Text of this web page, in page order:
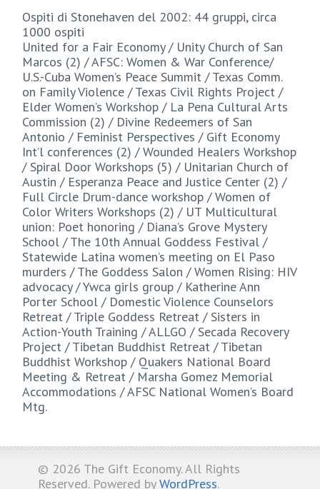
Ospiti di Stonehaven del 2002: 44 gruppi, circa
1000 ospiti
United for a Fair Economy / Unity Church of San
Marcos (2) / AFSC: Women & War Conference/
U.S.-Cuba Women’s Peace Summit / Texas Comm.
on Family Violence / Texas Civil Rights Project /
Elder Women’s Workshop / La Pena Cultural Arts
Commission (2) / Divine Redeemers of San
Antonio / Feminist Perspectives / Gift Economy
Int’l conferences (2) / Wounded Healers Workshop
/ Spiral Door Workshops (5) / Unitarian Church of
Austin / Esperanza Peace and Justice Center (2) /
Full Circle Drum-dance workshop / Women of
Color Writers Workshops (2) / UT Multicultural
union: Poet honoring / Diana’s Grove Mystery
School / The 10th Annual Goddess Festival /
Statewide Latina women’s meeting on El Paso
murders / The Goddess Salon / Women Rising: HIV
advocacy / Ywca girls group / Katherine Ann
Porter School / Domestic Violence Counselors
Retreat / Triple Goddess Retreat / Sisters in
Action-Youth Training / ALLGO / Secada Recovery
Project / Tibetan Buddhist Retreat / Tibetan
Buddhist Workshop / Quakers National Board
Meeting & Retreat / Marsha Gomez Memorial
Accommodations / AFSC National Women’s Board
Mtg.
© 2026 The Gift Economy. All Rights
Reserved. Powered byWordPress.